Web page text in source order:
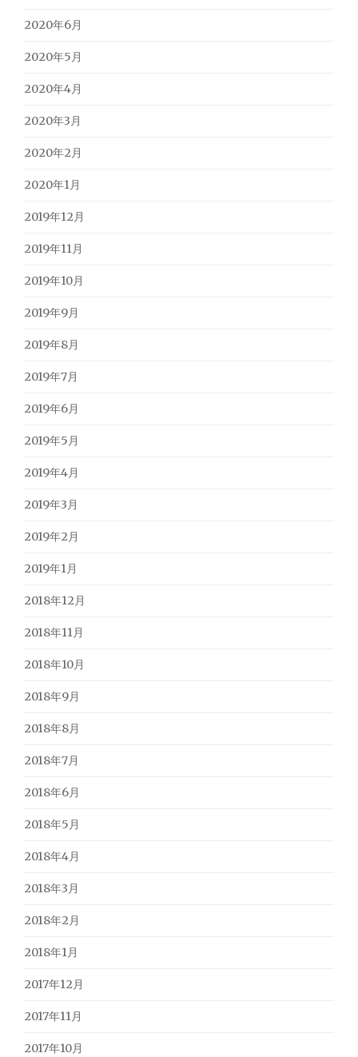
2020年6月
2020年5月
2020年4月
2020年3月
2020年2月
2020年1月
2019年12月
2019年11月
2019年10月
2019年9月
2019年8月
2019年7月
2019年6月
2019年5月
2019年4月
2019年3月
2019年2月
2019年1月
2018年12月
2018年11月
2018年10月
2018年9月
2018年8月
2018年7月
2018年6月
2018年5月
2018年4月
2018年3月
2018年2月
2018年1月
2017年12月
2017年11月
2017年10月